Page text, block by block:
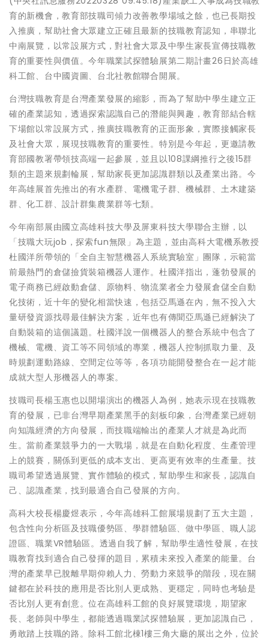
育的新機會，教育部技職司傾力改善教學場域之餘，也已長期投
入推廣，幫助社會大眾建立正確且最新的技職教育認知，串聯北
中南展覽，以常設展方式，對社會大眾及中學生家長宣傳技職教
育的重要性與價值。今年職業試探體驗展第二期計畫26日於高雄
科工館、台中國資圖、台北社教館聯合開展。
台灣技職教育是台灣產業發展的縮影，而為了幫助中學生建立正
確的產業認知，透過探索認識自己的潛能與興趣，教育部結合轄
下場館以常設展方式，推廣技職教育的正面形象，實際接觸家長
及社會大眾，展現技職教育的重要性。特別是今年起，更邀請教
育部國教署帶領技高端一起參展，並且以108課綱推行之後15群
類的主題來規劃輪展，幫助家長更加認識群類以及產業出路。今
年高雄展首先推出的有水產群、電機電子群、機械群、土木建築
群、化工群、設計群集農業群等七類。
今年南部展由國立高雄科技大學及屏東科技大學聯合主辦，以
「技職大玩job，探索fun無限」為主題，並由高科大電機系教授
杜國洋所帶領的「全自主智慧機器人系統實驗室」團隊，示範當
前最熱門的倉儲撿貨裝箱機器人運作。杜國洋指出，蓬勃發展的
電子商務已經啟動倉儲、原物料、物流業者全力發展倉儲全自動
化技術，近十年的變化相當快速，包括亞馬遜在內，無不投入大
量研發資源找尋最佳解決方案，近年也有傳聞亞馬遜已經解決了
自動裝箱的這個議題。杜國洋說一個機器人的整合系統中包含了
機械、電機、資工等不同領域的專業，機器人控制抓取力量、及
時規劃運動路線、空間定位等等，各項功能開發整合在一起才能
成就大型人形機器人的專案。
技職司長楊玉惠也以開場演出的機器人為例，她表示現在技職教
育的發展，已非台灣早期產業黑手的刻板印象，台灣產業已經朝
向知識經濟的方向發展，而技職端輸出的產業人才就是為此而
生。當前產業競爭力的一大戰場，就是在自動化程度、生產管理
上的競賽，關係到更低的成本支出、更高更有效率的生產量。技
職司希望透過展覽、實作體驗的模式，幫助學生和家長，認識自
己、認識產業，找到最適合自己發展的方向。
高科大校長楊慶煜表示，今年高雄科工館展場規劃了五大主題，
包含性向分析區及技職優勢區、學群體驗區、做中學區、職人認
證區、職業VR體驗區。透過自我了解，幫助學生適性發展，在技
職教育找到適合自己發揮的題目，累積未來投入產業的能量。台
灣的產業早已脫離早期仰賴人力、勞動力來競爭的階段，現在關
鍵都在於科技的應用是否比別人更成熟、更穩定，同時也考驗是
否比別人更有創意。位在高雄科工館的良好展覽環境，期望家
長、老師與中學生，都能透過職業試探體驗展，更加認識自己，
勇敢踏上技職的路。除科工館北棟1樓三角大廳的展出之外，位於